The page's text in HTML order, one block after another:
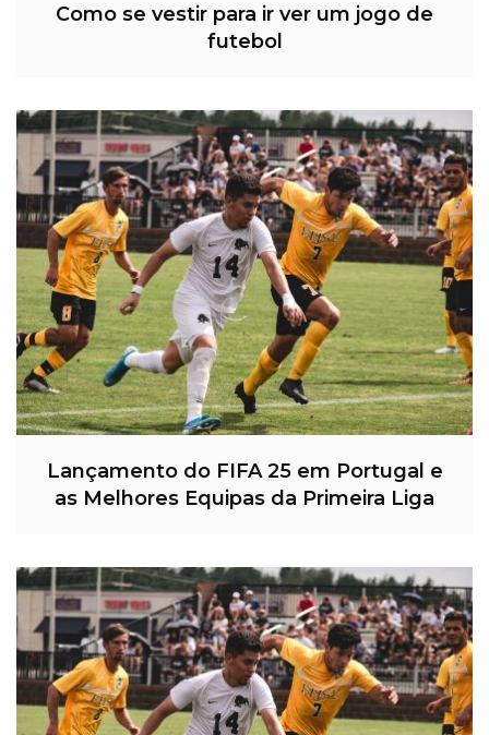
Como se vestir para ir ver um jogo de
futebol
Lançamento do FIFA 25 em Portugal e
as Melhores Equipas da Primeira Liga